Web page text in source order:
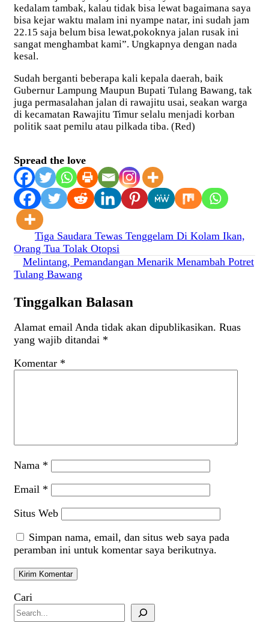
kedalam tambak, kalau tidak bisa lewat bagaimana saya
bisa kejar waktu malam ini nyampe natar, ini sudah jam
22.15 saja belum bisa lewat,pokoknya jalan rusak ini
sangat menghambat kami”. Ungkapnya dengan nada
kesal.
Sudah berganti beberapa kali kepala daerah, baik
Gubernur Lampung Maupun Bupati Tulang Bawang, tak
juga permasalahan jalan di rawajitu usai, seakan warga
di kecamatan Rawajitu Timur selalu menjadi korban
politik saat pemilu atau pilkada tiba. (Red)
Spread the love
Navigasi
pos
Tiga Saudara Tewas Tenggelam Di Kolam Ikan,
Orang Tua Tolak Otopsi
Melintang, Pemandangan Menarik Menambah Potret
Tulang Bawang
Tinggalkan Balasan
Alamat email Anda tidak akan dipublikasikan. Ruas
yang wajib ditandai *
Komentar *
Nama *
Email *
Situs Web
Simpan nama, email, dan situs web saya pada
peramban ini untuk komentar saya berikutnya.
Cari